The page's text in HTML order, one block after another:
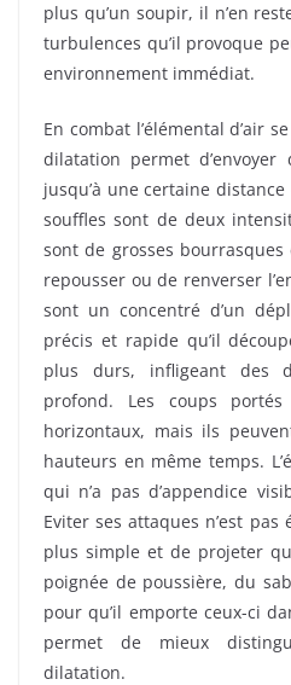
plus qu’un soupir, il n’en
turbulences qu’il provoque
environnement immédiat.
En combat l’élémental d’air
dilatation permet d’envoyer
jusqu’à une certaine
souffles sont de deux
sont de grosses
repousser ou de renverser
sont un concentré d’un
précis et rapide qu’il
plus durs, infligeant des
profond. Les coups portés
horizontaux, mais ils
hauteurs en même temps.
qui n’a pas d’appendice
Eviter ses attaques n’est
plus simple et de projeter
poignée de poussière, du
pour qu’il emporte ceux-ci
permet de mieux
dilatation.